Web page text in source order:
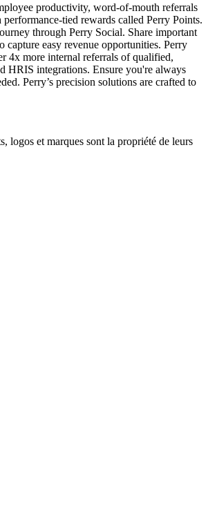
productivity, word-of-mouth referrals
tied rewards called Perry Points.
through Perry Social. Share important
easy revenue opportunities. Perry
4x more internal referrals of qualified,
HRIS integrations. Ensure you're always
Perry’s precision solutions are crafted to
logos et marques sont la propriété de leurs